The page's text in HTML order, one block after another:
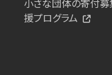
援プログラム